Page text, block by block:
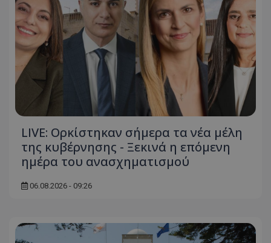
LIVE: Ορκίστηκαν σήμερα τα νέα μέλη
της κυβέρνησης - Ξεκινά η επόμενη
ημέρα του ανασχηματισμού
06.08.2026 - 09:26
VISITOR_PRIVACY_METADATA
YouTube
.youtube.com